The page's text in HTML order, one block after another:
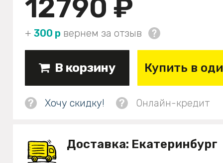
12790 ₽
+ 300 р вернем за отзыв
В корзину Купить в
? Хочу скидку! ? Онлайн-кредит
Доставка: Екатеринбург